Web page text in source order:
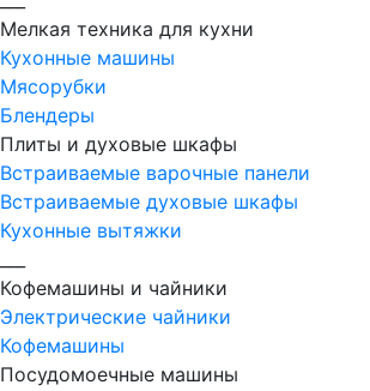
Мелкая техника для кухни
Кухонные машины
Мясорубки
Блендеры
Плиты и духовые шкафы
Встраиваемые варочные панели
Встраиваемые духовые шкафы
Кухонные вытяжки
Кофемашины и чайники
Электрические чайники
Кофемашины
Посудомоечные машины